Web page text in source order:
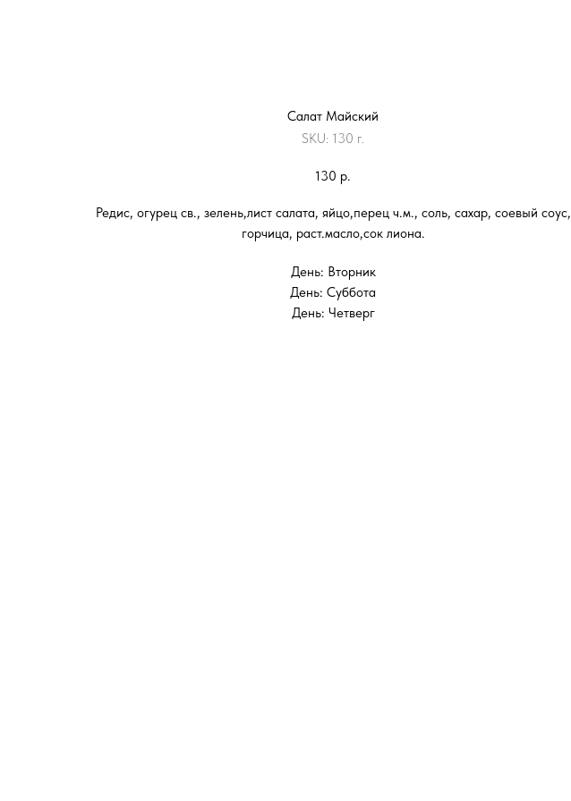
Салат Майский
SKU: 130 г.
130 р.
Редис, огурец св., зелень,лист салата, яйцо,перец ч.м., соль, сахар, соевый соус,
горчица, раст.масло,сок лиона.
День: Вторник
День: Суббота
День: Четверг